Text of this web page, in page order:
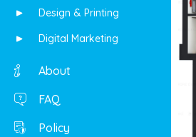
Design & Printing
Digital Marketing
About
FAQ
Policy